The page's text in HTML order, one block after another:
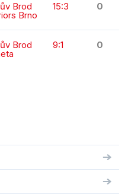
Brod
Brno
15:3 0
Brod 9:1 0